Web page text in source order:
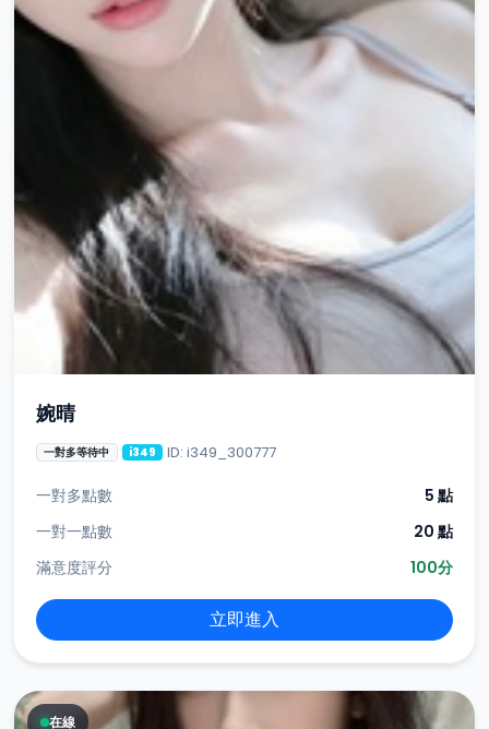
婉晴
一對多等待中 i349 ID: i349_300777
一對多點數
5 點
一對一點數
20 點
滿意度評分
100分
立即進入
在線